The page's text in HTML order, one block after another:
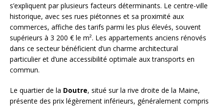
s’expliquent par plusieurs facteurs déterminants. Le centre-ville
historique, avec ses rues piétonnes et sa proximité aux
commerces, affiche des tarifs parmi les plus élevés, souvent
supérieurs à 3 200 € le m². Les appartements anciens rénovés
dans ce secteur bénéficient d’un charme architectural
particulier et d’une accessibilité optimale aux transports en
commun.
Le quartier de la Doutre, situé sur la rive droite de la Maine,
présente des prix légèrement inférieurs, généralement compris